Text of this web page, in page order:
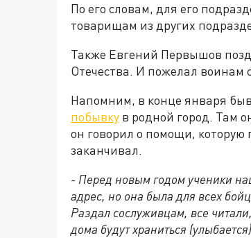
По его словам, для его
товарищам из других
Также Евгений Первышов
Отечества. И пожелал воинам
Напомним, в конце января
побывку в родной город. Там
он говорил о помощи, которую
заканчивал.
- Перед новым годом ученики
адрес, но она была для всех
Раздал сослуживцам, все
дома будут храниться